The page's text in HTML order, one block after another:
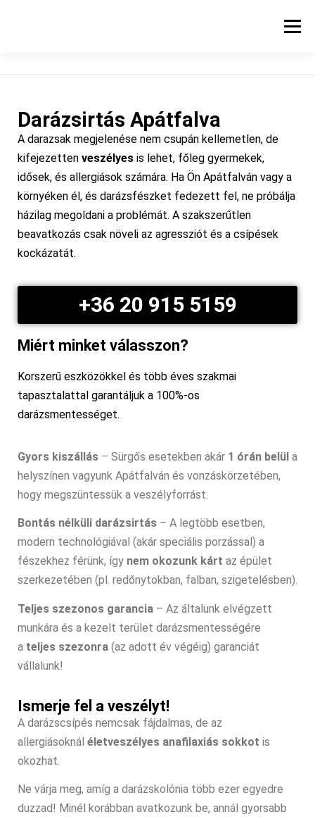
Menü
Darázsirtás Apátfalva
A darazsak megjelenése nem csupán kellemetlen, de
kifejezetten veszélyes is lehet, főleg gyermekek,
idősek, és allergiások számára. Ha Ön Apátfalván vagy a
környéken él, és darázsfészket fedezett fel, ne próbálja
házilag megoldani a problémát. A szakszerűtlen
beavatkozás csak növeli az agressziót és a csípések
kockázatát.
+36 20 915 5159
Miért minket válasszon?
Korszerű eszközökkel és több éves szakmai
tapasztalattal garantáljuk a 100%-os
darázsmentességet.
Gyors kiszállás – Sürgős esetekben akár 1 órán belül a
helyszínen vagyunk Apátfalván és vonzáskörzetében,
hogy megszüntessük a veszélyforrást.
Bontás nélküli darázsirtás – A legtöbb esetben,
modern technológiával (akár speciális porzással) a
fészekhez férünk, így nem okozunk kárt az épület
szerkezetében (pl. redőnytokban, falban, szigetelésben).
Teljes szezonos garancia – Az általunk elvégzett
munkára és a kezelt terület darázsmentességére
a teljes szezonra (az adott év végéig) garanciát
vállalunk!
Ismerje fel a veszélyt!
A darázscsípés nemcsak fájdalmas, de az
allergiásoknál életveszélyes anafilaxiás sokkot is
okozhat.
Ne várja meg, amíg a darázskolónia több ezer egyedre
duzzad! Minél korábban avatkozunk be, annál gyorsabb